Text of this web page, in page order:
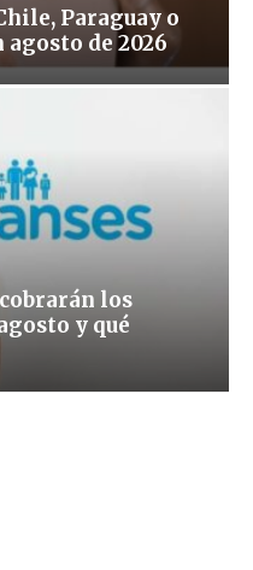
Paraguay o
de 2026
los
y qué